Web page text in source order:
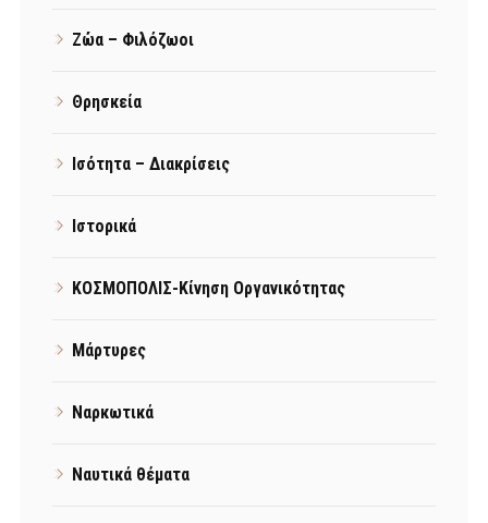
Ζώα – Φιλόζωοι
Θρησκεία
Ισότητα – Διακρίσεις
Ιστορικά
ΚΟΣΜΟΠΟΛΙΣ-Κίνηση Οργανικότητας
Μάρτυρες
Ναρκωτικά
Ναυτικά θέματα